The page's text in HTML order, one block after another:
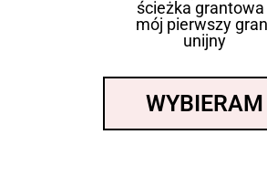
ścieżka grantowa
mój pierwszy
unijny
WYBIERAM